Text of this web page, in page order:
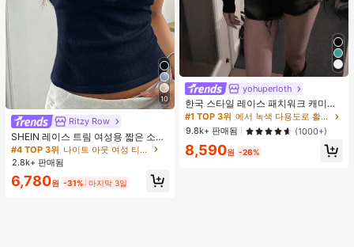
10
Ritzy Row
SHEIN 레이스 트림 여성용 짧은 소매
티셔츠, 슬림핏 여름 새 3버튼 전면 반
소매 탑
#4 TOP 3위
나이트 아웃 여성 티셔츠
2.8k+ 판매됨
6,780원 -31% 마지막 3일
yohuperloth
한국 스타일 레이스 패치워크 캐미솔
탱크 탑, Y2K 에스테틱, 스트리트웨어
캐주얼 여름
#1 TOP 3위
에서 녹색 다용도로 활용 가능한 데일리 탑
9.8k+ 판매됨
(1000+)
8,590원 -26%